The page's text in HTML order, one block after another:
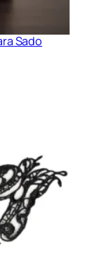
Sado